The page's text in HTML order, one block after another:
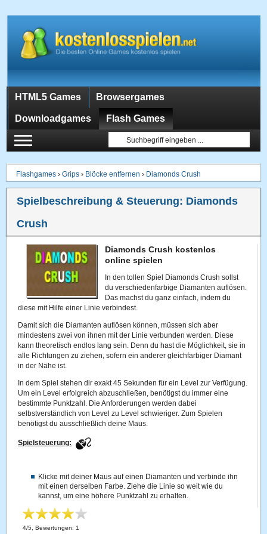
HTML5 Games Browsergames
Downloadgames Flash Games
Flashgames ›Grips › Blöcke entfernen › Diamonds Crush
Spielbeschreibung & Steuerung: Diamonds
Crush
Diamonds Crush kostenlos
online spielen
In den tollen Spiel Diamonds Crush sollst
du verschiedenfarbige Diamanten auflösen.
Das machst du ganz einfach, indem du
diese mit Hilfe einer Linie verbindest.
Damit sich die Diamanten auflösen können, müssen sich aber
mindestens zwei von ihnen mit der Linie verbunden werden. Diese
kann theoretisch endlos lang sein. Denn du hast die Möglichkeit, sie in
alle Richtungen zu ziehen, sofern ein anderer gleichfarbiger Diamant
in der Nähe ist.
In dem Spiel stehen dir exakt 45 Sekunden für ein Level zur Verfügung.
Um ein Level erfolgreich abzuschließen, benötigst du immer eine
bestimmte Punktzahl. Die Anforderungen werden dabei
selbstverständlich von Level zu Level schwieriger. Zum Spielen
benötigst du ausschließlich deine Maus.
Spielsteuerung:
Klicke mit deiner Maus auf einen Diamanten und verbinde ihn
mit einen derselben Farbe. Ziehe die Linie so weit wie du
kannst, um eine höhere Punktzahl zu erhalten.
4/5 , Bewertungen: 1